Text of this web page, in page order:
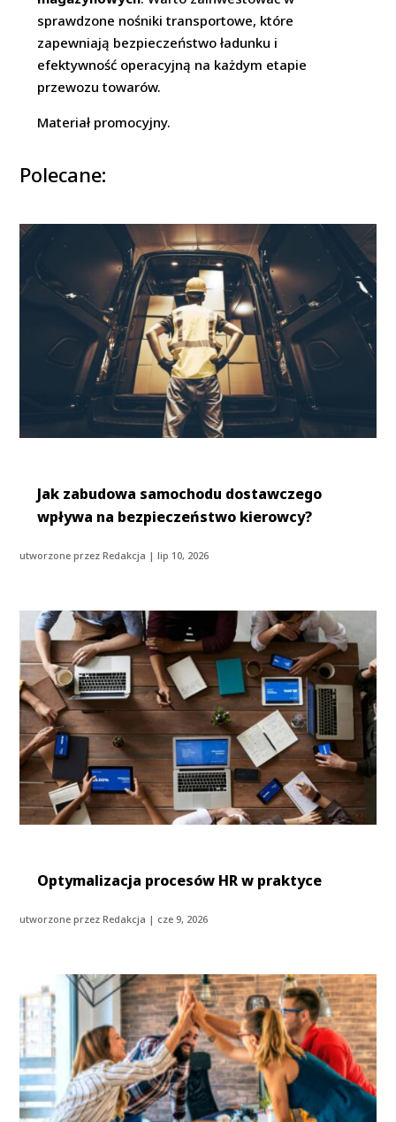
sprawdzone nośniki transportowe, które
zapewniają bezpieczeństwo ładunku i
efektywność operacyjną na każdym etapie
przewozu towarów.
Materiał promocyjny.
Polecane:
Jak zabudowa samochodu dostawczego
wpływa na bezpieczeństwo kierowcy?
utworzone przezRedakcja |lip 10, 2026
Optymalizacja procesów HR w praktyce
utworzone przezRedakcja | cze 9, 2026